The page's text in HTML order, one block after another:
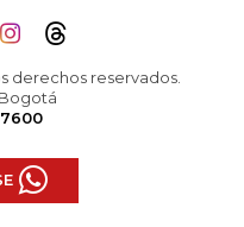
derechos reservados.
Bogotá